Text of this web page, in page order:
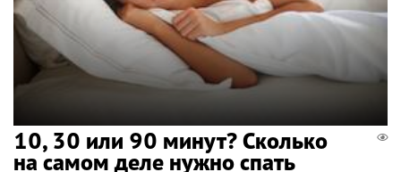
10, 30 или 90 минут? Сколько
на самом деле нужно спать